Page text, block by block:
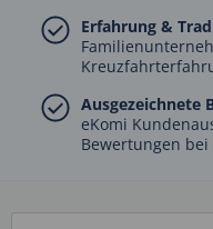
Erfahrung &
Ausgezeichnete
eKomi
Bewertungen bei